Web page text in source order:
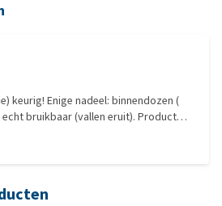
binnendozen (
bruikbaar (vallen eruit). Product